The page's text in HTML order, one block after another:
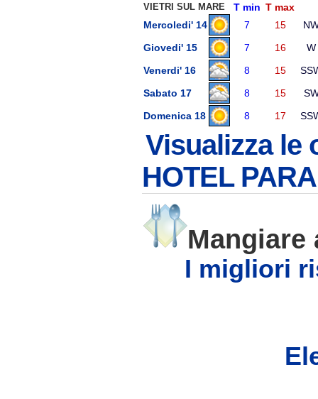
VIETRI SUL MARE T min T max
Mercoledi' 14
7 15
Giovedi' 15
7 16
W
Venerdi' 16
8 15
Sabato 17
8 15
Domenica 18
8 17
Visualizza le
HOTEL
Mangiare
I migliori